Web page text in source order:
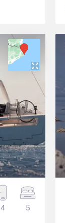
4 5